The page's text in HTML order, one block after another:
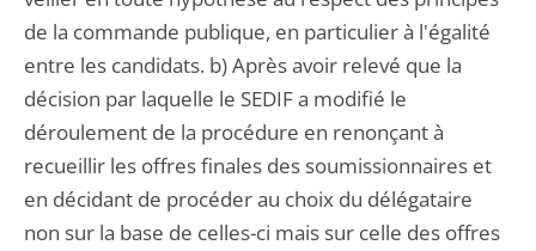
de la commande publique, en particulier à l'égalité
entre les candidats. b) Après avoir relevé que la
décision par laquelle le SEDIF a modifié le
déroulement de la procédure en renonçant à
recueillir les offres finales des soumissionnaires et
en décidant de procéder au choix du délégataire
non sur la base de celles-ci mais sur celle des offres